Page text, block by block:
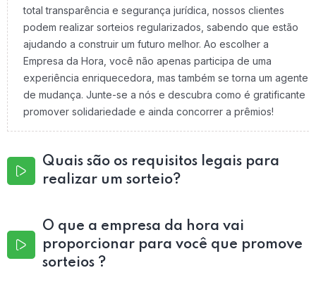
total transparência e segurança jurídica, nossos clientes
podem realizar sorteios regularizados, sabendo que estão
ajudando a construir um futuro melhor. Ao escolher a
Empresa da Hora, você não apenas participa de uma
experiência enriquecedora, mas também se torna um agente
de mudança. Junte-se a nós e descubra como é gratificante
promover solidariedade e ainda concorrer a prêmios!
Quais são os requisitos legais para
realizar um sorteio?
O que a empresa da hora vai
proporcionar para você que promove
sorteios ?